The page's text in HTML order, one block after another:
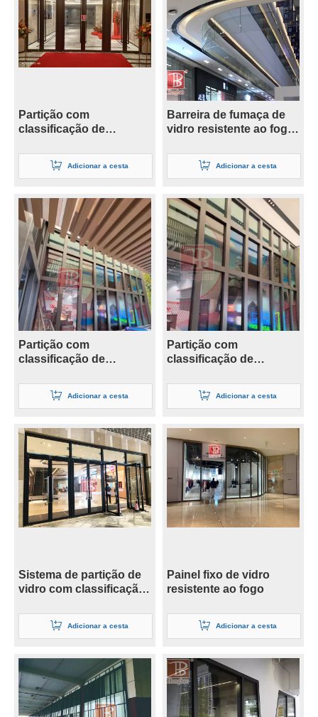
Partição com
classificação de
Adicionar a cesta
Barreira de fumaça de
vidro resistente ao fogo
Adicionar a cesta
Partição com
classificação de
Adicionar a cesta
Partição com
classificação de
Adicionar a cesta
Sistema de partição de
vidro com classificação
qualidade
Adicionar a cesta
Painel fixo de vidro
resistente ao fogo
Adicionar a cesta